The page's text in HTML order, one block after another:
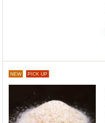
NEW PICK UP